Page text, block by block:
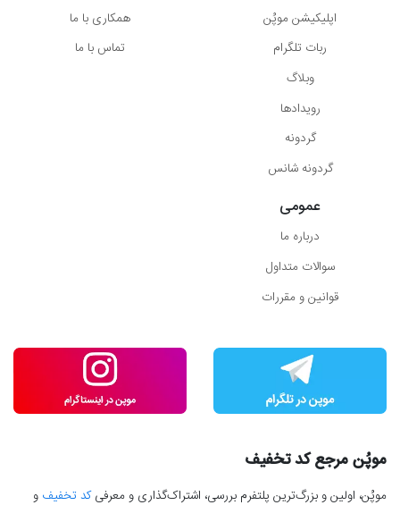
اپلیکیشن موپُن
ربات تلگرام
وبلاگ
رویدادها
گردونه
گردونه شانس
همکاری با ما
تماس با ما
عمومی
درباره ما
سوالات متداول
قوانین و مقررات
موپُن مرجع کد تخفیف
موپُن، اولین و بزرگ‌ترین پلتفرم بررسی، اشتراک‌گذاری و معرفیکد تخفیف و